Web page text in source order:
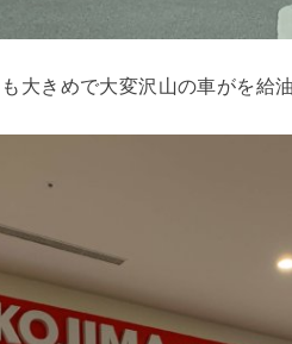
大きめで大変沢山の車がを給